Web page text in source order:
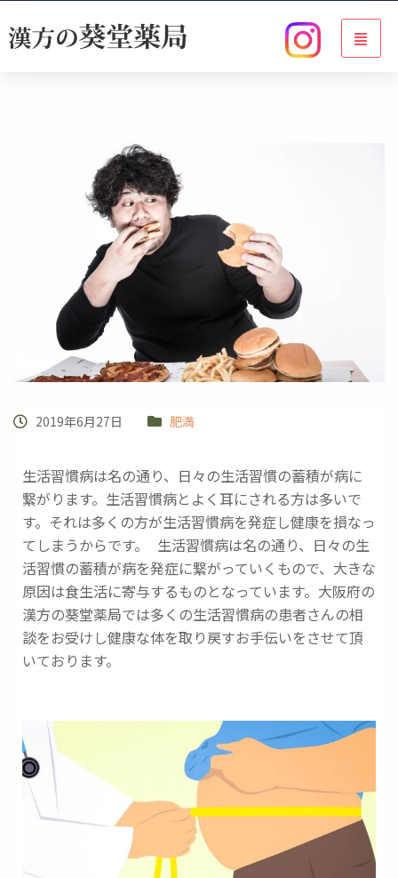
2019年6月27日 肥満
生活習慣病は名の通り、日々の生活習慣の蓄積が病に
繋がります。生活習慣病とよく耳にされる方は多いで
す。それは多くの方が生活習慣病を発症し健康を損なっ
てしまうからです。 生活習慣病は名の通り、日々の生
活習慣の蓄積が病を発症に繋がっていくもので、大きな
原因は食生活に寄与するものとなっています。大阪府の
漢方の葵堂薬局では多くの生活習慣病の患者さんの相
談をお受けし健康な体を取り戻すお手伝いをさせて頂
いております。